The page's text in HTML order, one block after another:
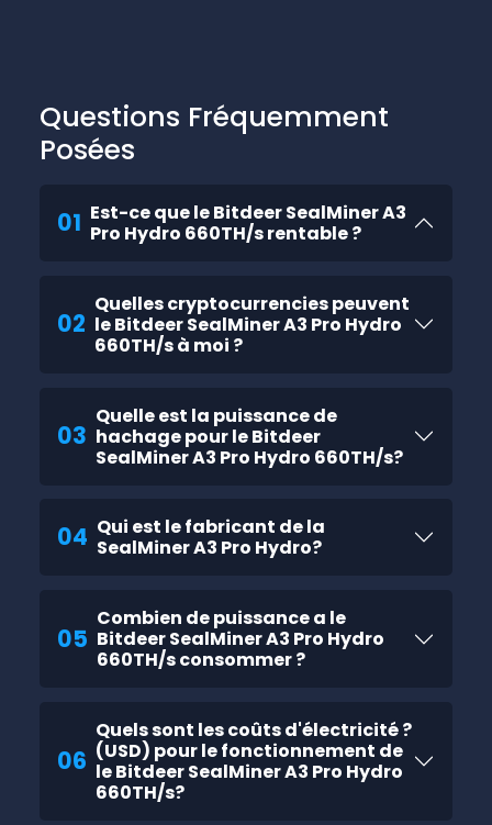
Questions Fréquemment
Posées
01 Est-ce que le Bitdeer SealMiner A3
Pro Hydro 660TH/s rentable ?
02
Quelles cryptocurrencies peuvent
le Bitdeer SealMiner A3 Pro Hydro
660TH/s à moi ?
03
Quelle est la puissance de
hachage pour le Bitdeer
SealMiner A3 Pro Hydro 660TH/s?
04 Qui est le fabricant de la
SealMiner A3 Pro Hydro?
05
Combien de puissance a le
Bitdeer SealMiner A3 Pro Hydro
660TH/s consommer ?
06
Quels sont les coûts d'électricité ?
(USD) pour le fonctionnement de
le Bitdeer SealMiner A3 Pro Hydro
660TH/s?